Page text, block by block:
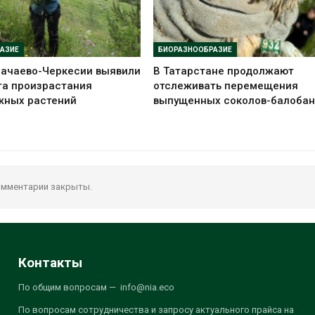
Черкесии выявили
произрастания
растений
БИОРАЗНООБРАЗИЕ
В Татарстане продолжают
отслеживать перемещения
выпущенных соколов-
закрыты.
Контакты
По общим вопросам — info@nia.eco
По вопросам сотрудничества и запросу актуального прайса на